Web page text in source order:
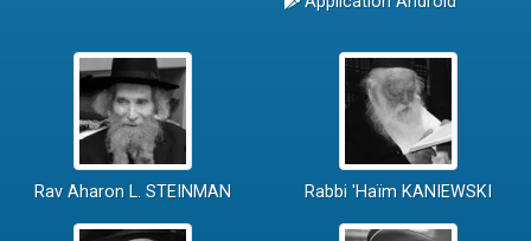
Rav Aharon L. STEINMAN Rabbi 'Haïm KANIEWSKI